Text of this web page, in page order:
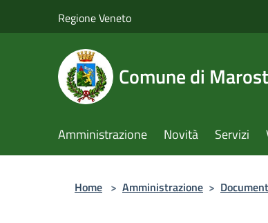
Regione Veneto
Comune di
Amministrazione Novità Servizi
Home > Amministrazione >